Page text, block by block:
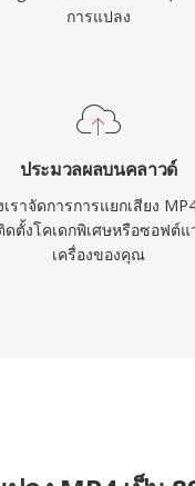
การแปลง
ประมวลผลบนคลาวด์
ราจัดการการแยกเสียง
ดตั้งโคเดกพิเศษหรือซอฟต์
เครื่องของคุณ